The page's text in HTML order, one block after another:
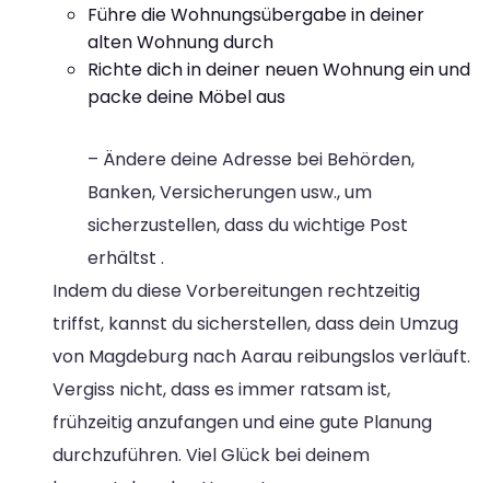
Führe die Wohnungsübergabe in deiner
alten Wohnung durch
Richte dich in deiner neuen Wohnung ein und
packe deine Möbel aus
– Ändere deine Adresse bei Behörden,
Banken, Versicherungen usw., um
sicherzustellen, dass du wichtige Post
erhältst .
Indem du diese Vorbereitungen rechtzeitig
triffst, kannst du sicherstellen, dass dein Umzug
von Magdeburg nach Aarau reibungslos verläuft.
Vergiss nicht, dass es immer ratsam ist,
frühzeitig anzufangen und eine gute Planung
durchzuführen. Viel Glück bei deinem